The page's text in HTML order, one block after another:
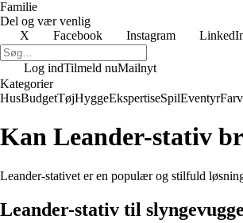
Familie
Del og vær venlig
X
Facebook Instagram
Log indTilmeld nuMailnyt
Kategorier
HusBudgetTøjHyggeEkspertiseSpilEventyr
Kan Leander-stativ
Leander-stativet er en populær og stilfuld
Leander-stativ til slyngevugge